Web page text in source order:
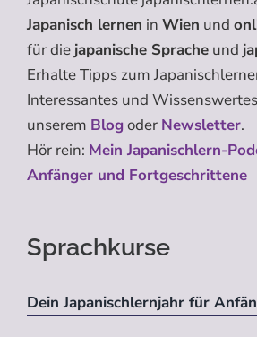
Japanisch lernen in Wien und
für die japanische Sprache und
Erhalte Tipps zum
Interessantes und
unserem Blogoder Newsletter.
Hör rein: Mein Japanischlern-
Anfänger und Fortgeschrittene
Sprachkurse
Dein Japanischlernjahr für